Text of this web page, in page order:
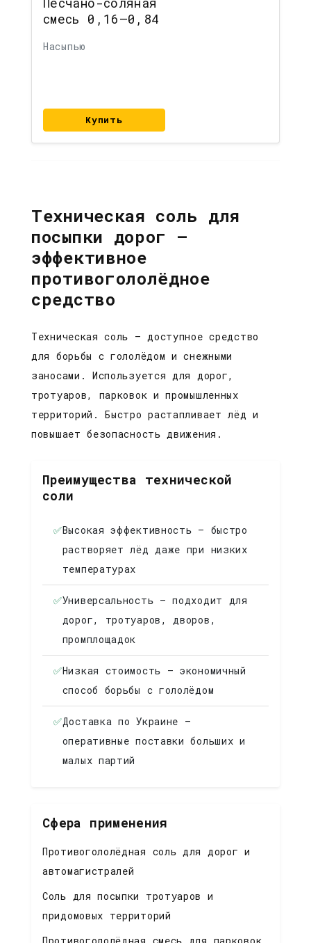
смесь 0,16–0,84
Насыпью
Купить
Техническая соль для
посыпки дорог —
эффективное
противогололёдное
средство
Техническая соль — доступное средство
для борьбы с гололёдом и снежными
заносами. Используется для дорог,
тротуаров, парковок и промышленных
территорий. Быстро растапливает лёд и
повышает безопасность движения.
Преимущества технической
соли
✅Высокая эффективность — быстро
растворяет лёд даже при низких
температурах
✅Универсальность — подходит для
дорог, тротуаров, дворов,
промплощадок
✅Низкая стоимость — экономичный
способ борьбы с гололёдом
✅Доставка по Украине —
оперативные поставки больших и
малых партий
Сфера применения
Противогололёдная соль для дорог и
автомагистралей
Соль для посыпки тротуаров и
придомовых территорий